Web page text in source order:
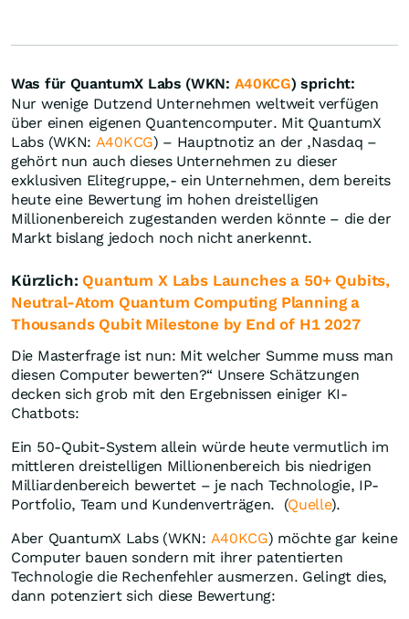
Was für QuantumX Labs (WKN: A40KCG) spricht:
Nur wenige Dutzend Unternehmen weltweit verfügen
über einen eigenen Quantencomputer. Mit QuantumX
Labs (WKN: A40KCG) – Hauptnotiz an der ,Nasdaq –
gehört nun auch dieses Unternehmen zu dieser
exklusiven Elitegruppe,- ein Unternehmen, dem bereits
heute eine Bewertung im hohen dreistelligen
Millionenbereich zugestanden werden könnte – die der
Markt bislang jedoch noch nicht anerkennt.
Kürzlich: Quantum X Labs Launches a 50+ Qubits,
Neutral-Atom Quantum Computing Planning a
Thousands Qubit Milestone by End of H1 2027
Die Masterfrage ist nun: Mit welcher Summe muss man
diesen Computer bewerten?“ Unsere Schätzungen
decken sich grob mit den Ergebnissen einiger KI-
Chatbots:
Ein 50-Qubit-System allein würde heute vermutlich im
mittleren dreistelligen Millionenbereich bis niedrigen
Milliardenbereich bewertet – je nach Technologie, IP-
Portfolio, Team und Kundenverträgen. (Quelle).
Aber QuantumX Labs (WKN: A40KCG) möchte gar keine
Computer bauen sondern mit ihrer patentierten
Technologie die Rechenfehler ausmerzen. Gelingt dies,
dann potenziert sich diese Bewertung: